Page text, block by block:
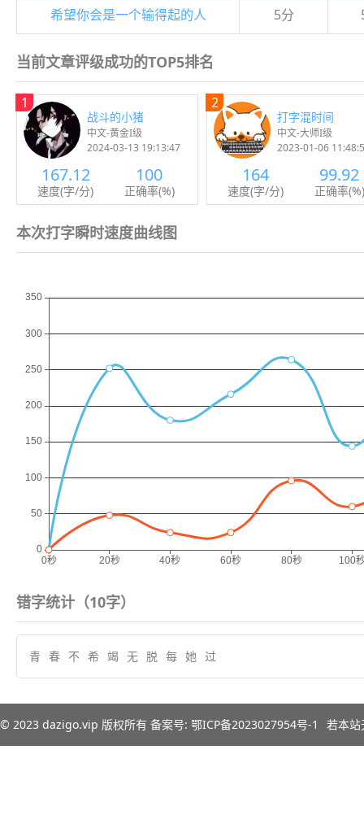
希望你会是一个输得起的人 5分
当前文章评级成功的TOP5排名
1
战斗的小猪
中文-黄金I级
2024-03-13 19:13:47
167.12
速度(字/分)
100
正确率(%)
2
打字混时间
中文-大师I级
2023-01-06
164
速度(字/分)
99.92
正确率(%)
本次打字瞬时速度曲线图
错字统计（10字）
青 春 不 希 竭 无 脱 每 她 过
© 2023 dazigo.vip 版权所有 备案号: 鄂ICP备2023027954号-1 若本